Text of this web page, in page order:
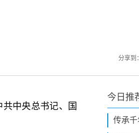
分享到：
共中央总书记、国
今日推